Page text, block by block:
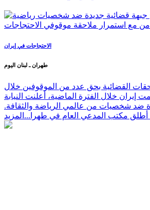
الاحتجاجات في إيران
طهران ـ لبنان اليوم
القضائية بحق عدد من الموقوفين خلال
إيران خلال الفترة الماضية، أعلنت النيابة
ضد شخصيات من عالمي الرياضة والثقافة.
أطلق مكتب المدعي العام في طهرا... المزيد